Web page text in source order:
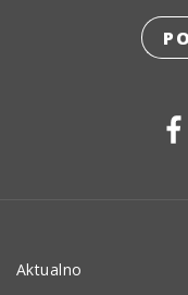
Aktualno